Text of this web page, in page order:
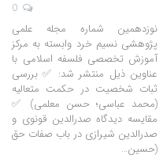
نوزدهمین شماره مجله علمی
پژوهشی نسیم خرد وابسته به مرکز
آموزش تخصصی فلسفه اسلامی با
عناوین ذیل منتشر شد: ✅ بررسی
ثبات شخصیت در حکمت متعالیه
(محمد عباسی؛ حسن معلمی) ✅
مقایسه دیدگاه صدرالدین قونوی و
صدرالدین شیرازی در باب صفات حق
(حسین…